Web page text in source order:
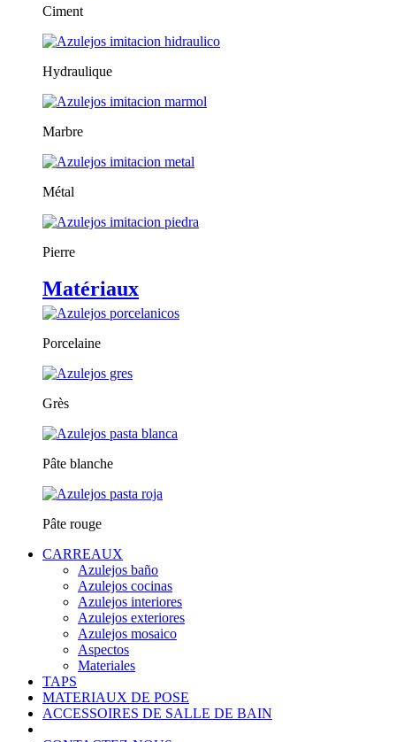
Ciment
Hydraulique
Marbre
Métal
Pierre
Matériaux
Porcelaine
Grès
Pâte blanche
Pâte rouge
CARREAUX
Azulejos baño
Azulejos cocinas
Azulejos interiores
Azulejos exteriores
Azulejos mosaico
Aspectos
Materiales
TAPS
MATERIAUX DE POSE
ACCESSOIRES DE SALLE DE BAIN